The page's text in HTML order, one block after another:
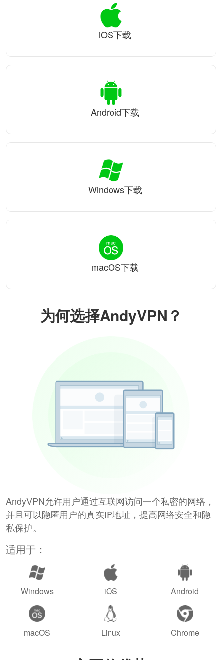
为何选择AndyVPN？
AndyVPN允许用户通过互联网访问一个私密的网络，
并且可以隐匿用户的真实IP地址，提高网络安全和隐
私保护。
适用于：
Windows iOS Android
macOS Linux Chrome
iOS下载
Android下载
Windows下载
macOS下载